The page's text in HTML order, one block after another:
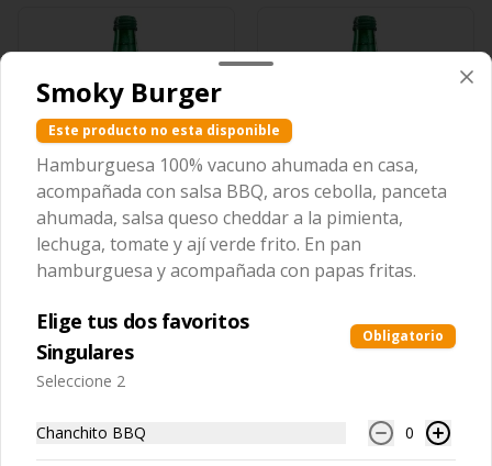
Porvenir con Gas Porvenir sin Gas
$2.600
Smoky Burger
Este producto no esta disponible
Hamburguesa 100% vacuno ahumada en casa,
acompañada con salsa BBQ, aros cebolla, panceta
ahumada, salsa queso cheddar a la pimienta,
lechuga, tomate y ají verde frito. En pan
hamburguesa y acompañada con papas fritas.
Elige tus dos favoritos
Singulares
Obligatorio
Seleccione 2
Chanchito BBQ 0